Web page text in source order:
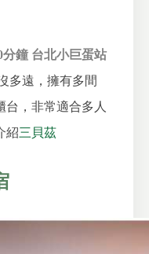
分鐘 台北小巨蛋站
多遠，擁有多間
台，非常適合多人
紹三貝茲